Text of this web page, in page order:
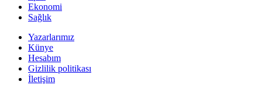
Ekonomi
Sağlık
Yazarlarımız
Künye
Hesabım
Gizlilik politikası
İletişim